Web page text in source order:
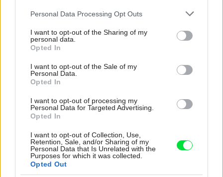
Please note that this website/app uses one or more Google
not limited to your visit or usage behaviour. You may click to
grant or deny consent to Google and its third-party tags to
use your data for below specified purposes in below Google
consent section.
Personal Data Processing Opt Outs
I want to opt-out of the Sharing of my
personal data.
Opted In
I want to opt-out of the Sale of my
Personal Data.
Opted In
I want to opt-out of processing my
Personal Data for Targeted Advertising.
Opted In
I want to opt-out of Collection, Use,
Retention, Sale, and/or Sharing of my
Personal Data that Is Unrelated with the
Purposes for which it was collected.
Opted Out
vybrať? Inširujte sa naším sprievodcom
5 tipov na šetrné dizajnové spotrebiče